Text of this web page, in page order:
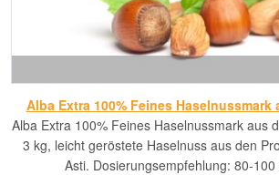
Alba Extra 100% Feines Haselnussmark
Alba Extra 100% Feines Haselnussmark aus
3 kg, leicht geröstete Haselnuss aus den
Asti. Dosierungsempfehlung: 80-100